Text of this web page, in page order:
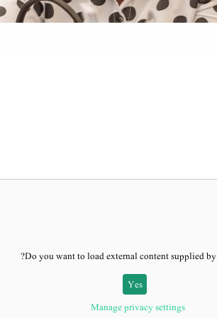
Do you want to load external content supplied by
?
Yes
Manage privacy settings